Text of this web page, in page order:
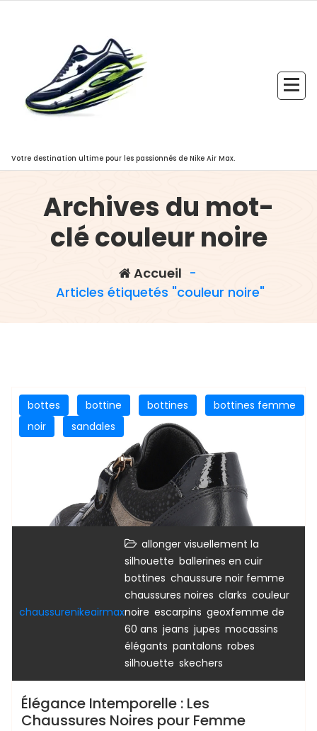
Votre destination ultime pour les passionnés de Nike Air Max.
Archives du mot-
clé couleur noire
Accueil -
Articles étiquetés "couleur noire"
bottes bottine bottines
bottines femme
noir
sandales
chaussurenikeairmax
allonger visuellement la
silhouette ballerines en cuir
bottines chaussure noir femme
chaussures noires clarks couleur
noire escarpins geoxfemme de
60 ans jeans jupes mocassins
élégants pantalons robes
silhouette skechers
Élégance Intemporelle : Les
Chaussures Noires pour Femme